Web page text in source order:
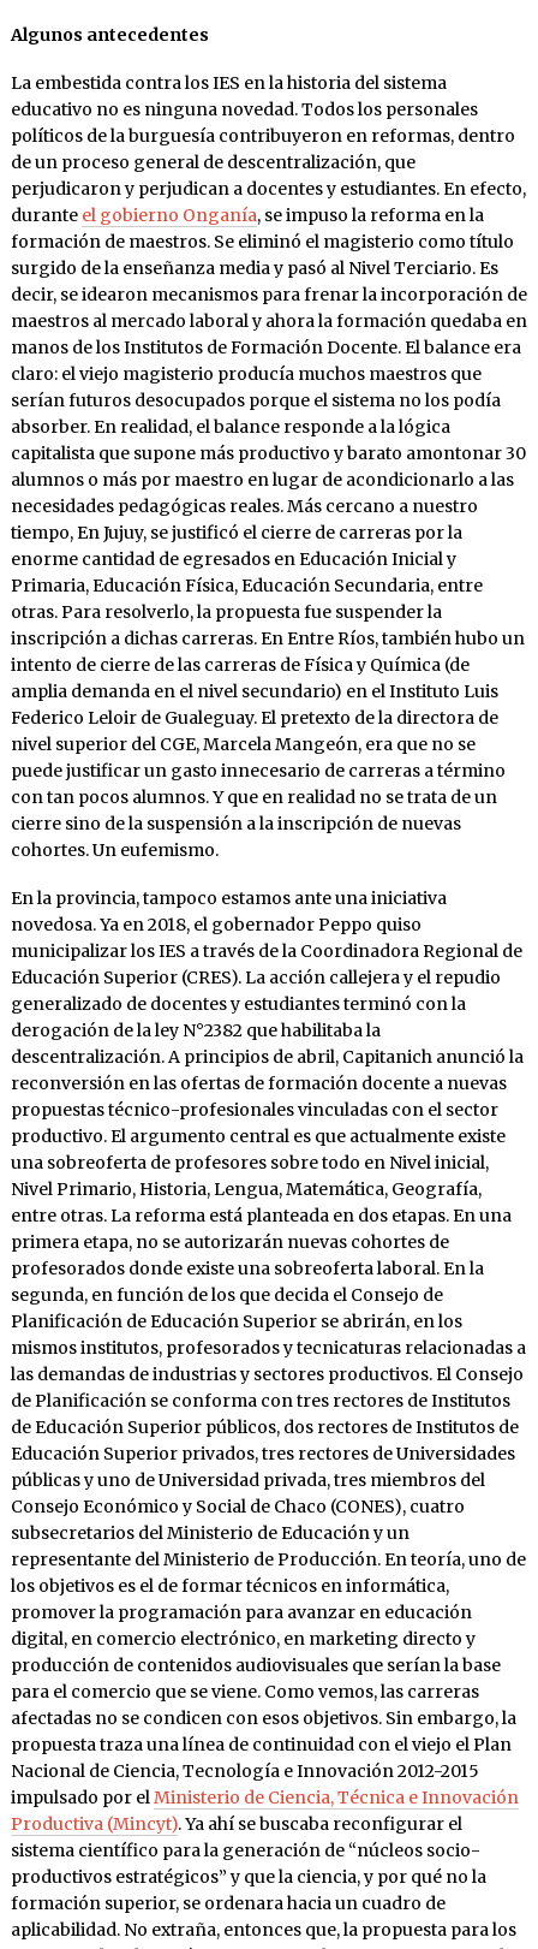
Algunos antecedentes
La embestida contra los IES en la historia del sistema
educativo no es ninguna novedad. Todos los personales
políticos de la burguesía contribuyeron en reformas, dentro
de un proceso general de descentralización, que
perjudicaron y perjudican a docentes y estudiantes. En efecto,
durante el gobierno Onganía, se impuso la reforma en la
formación de maestros. Se eliminó el magisterio como título
surgido de la enseñanza media y pasó al Nivel Terciario. Es
decir, se idearon mecanismos para frenar la incorporación de
maestros al mercado laboral y ahora la formación quedaba en
manos de los Institutos de Formación Docente. El balance era
claro: el viejo magisterio producía muchos maestros que
serían futuros desocupados porque el sistema no los podía
absorber. En realidad, el balance responde a la lógica
capitalista que supone más productivo y barato amontonar 30
alumnos o más por maestro en lugar de acondicionarlo a las
necesidades pedagógicas reales. Más cercano a nuestro
tiempo, En Jujuy, se justificó el cierre de carreras por la
enorme cantidad de egresados en Educación Inicial y
Primaria, Educación Física, Educación Secundaria, entre
otras. Para resolverlo, la propuesta fue suspender la
inscripción a dichas carreras. En Entre Ríos, también hubo un
intento de cierre de las carreras de Física y Química (de
amplia demanda en el nivel secundario) en el Instituto Luis
Federico Leloir de Gualeguay. El pretexto de la directora de
nivel superior del CGE, Marcela Mangeón, era que no se
puede justificar un gasto innecesario de carreras a término
con tan pocos alumnos. Y que en realidad no se trata de un
cierre sino de la suspensión a la inscripción de nuevas
cohortes. Un eufemismo.
En la provincia, tampoco estamos ante una iniciativa
novedosa. Ya en 2018, el gobernador Peppo quiso
municipalizar los IES a través de la Coordinadora Regional de
Educación Superior (CRES). La acción callejera y el repudio
generalizado de docentes y estudiantes terminó con la
derogación de la ley N°2382 que habilitaba la
descentralización. A principios de abril, Capitanich anunció la
reconversión en las ofertas de formación docente a nuevas
propuestas técnico-profesionales vinculadas con el sector
productivo. El argumento central es que actualmente existe
una sobreoferta de profesores sobre todo en Nivel inicial,
Nivel Primario, Historia, Lengua, Matemática, Geografía,
entre otras. La reforma está planteada en dos etapas. En una
primera etapa, no se autorizarán nuevas cohortes de
profesorados donde existe una sobreoferta laboral. En la
segunda, en función de los que decida el Consejo de
Planificación de Educación Superior se abrirán, en los
mismos institutos, profesorados y tecnicaturas relacionadas a
las demandas de industrias y sectores productivos. El Consejo
de Planificación se conforma con tres rectores de Institutos
de Educación Superior públicos, dos rectores de Institutos de
Educación Superior privados, tres rectores de Universidades
públicas y uno de Universidad privada, tres miembros del
Consejo Económico y Social de Chaco (CONES), cuatro
subsecretarios del Ministerio de Educación y un
representante del Ministerio de Producción. En teoría, uno de
los objetivos es el de formar técnicos en informática,
promover la programación para avanzar en educación
digital, en comercio electrónico, en marketing directo y
producción de contenidos audiovisuales que serían la base
para el comercio que se viene. Como vemos, las carreras
afectadas no se condicen con esos objetivos. Sin embargo, la
propuesta traza una línea de continuidad con el viejo el Plan
Nacional de Ciencia, Tecnología e Innovación 2012-2015
impulsado por elMinisterio de Ciencia, Técnica e Innovación
Productiva (Mincyt). Ya ahí se buscaba reconfigurar el
sistema científico para la generación de “núcleos socio-
productivos estratégicos” y que la ciencia, y por qué no la
formación superior, se ordenara hacia un cuadro de
aplicabilidad. No extraña, entonces que, la propuesta para los